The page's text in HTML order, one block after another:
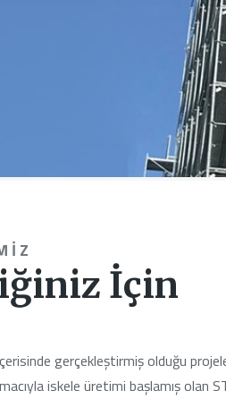
İçin
gerçekleştirmiş olduğu
iskele üretimi başlamış olan